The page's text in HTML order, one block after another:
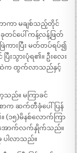
ာကာ မချစ်သည့်တိုင်
တင်ပေါ် ကန့်လန့်ဖြတ်
ြဲကားပြီး မတ်တပ်ရပ်၍
းသွားပုံရ၏။ ဦးလေး
ထဲက ထွက်လာသည်နှင့်
ည်။ မကြာခင်
ာက ဆက်တီခုံပေါ်ပြန်
(၁၅)မိနစ်လောက်ကြာ
ရိုအောက်လက်နှိုက်သည်။
ပါလာသည်။